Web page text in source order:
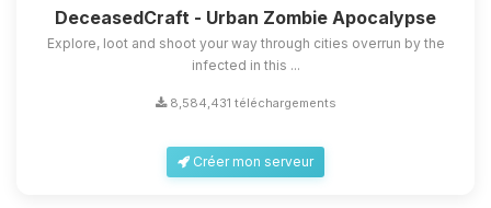
DeceasedCraft - Urban Zombie Apocalypse
Explore, loot and shoot your way through cities overrun by the
infected in this ...
8,584,431 téléchargements
Créer mon serveur